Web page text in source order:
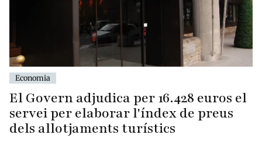
Economia
El Govern adjudica per 16.428 euros el
servei per elaborar l'índex de preus
dels allotjaments turístics